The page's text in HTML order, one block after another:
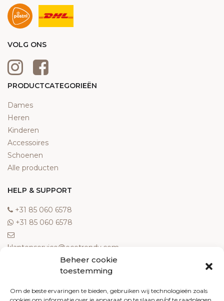
Beheer cookie
toestemming
Om de beste ervaringen te bieden, gebruiken wij technologieën zoals
VOLG ONS
PRODUCTCATEGORIEËN
Dames
Heren
Kinderen
Accessoires
Schoenen
Alle producten
HELP & SUPPORT
‎+31 85 060 6578
‎+31 85 060 6578
klantenservice@ecotrendy.com
Meest gestelde vragen